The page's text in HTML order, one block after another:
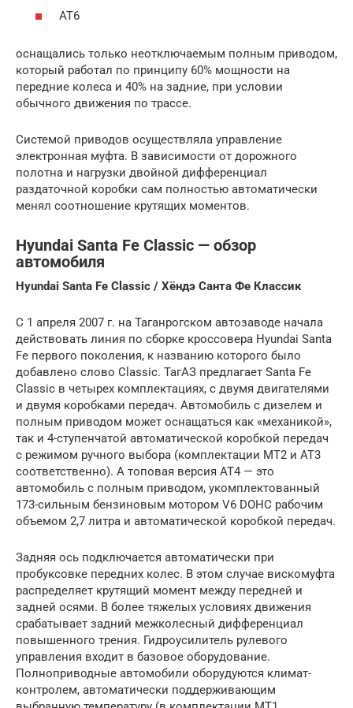
АТ6
оснащались только неотключаемым полным приводом,
который работал по принципу 60% мощности на
передние колеса и 40% на задние, при условии
обычного движения по трассе.
Системой приводов осуществляла управление
электронная муфта. В зависимости от дорожного
полотна и нагрузки двойной дифференциал
раздаточной коробки сам полностью автоматически
менял соотношение крутящих моментов.
Hyundai Santa Fe Classic — обзор
автомобиля
Hyundai Santa Fe Classic / Хёндэ Санта Фе Классик
С 1 апреля 2007 г. на Таганрогском автозаводе начала
действовать линия по сборке кроссовера Hyundai Santa
Fe первого поколения, к названию которого было
добавлено слово Classic. ТагАЗ предлагает Santa Fe
Classic в четырех комплектациях, с двумя двигателями
и двумя коробками передач. Автомобиль с дизелем и
полным приводом может оснащаться как «механикой»,
так и 4-ступенчатой автоматической коробкой передач
с режимом ручного выбора (комплектации МТ2 и АТ3
соответственно). А топовая версия АТ4 — это
автомобиль с полным приводом, укомплектованный
173-сильным бензиновым мотором V6 DOHC рабочим
объемом 2,7 литра и автоматической коробкой передач.
Задняя ось подключается автоматически при
пробуксовке передних колес. В этом случае вискомуфта
распределяет крутящий момент между передней и
задней осями. В более тяжелых условиях движения
срабатывает задний межколесный дифференциал
повышенного трения. Гидроусилитель рулевого
управления входит в базовое оборудование.
Полноприводные автомобили оборудуются климат-
контролем, автоматически поддерживающим